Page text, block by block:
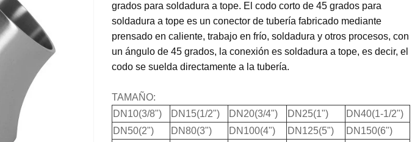
grados para soldadura a tope. El codo corto de 45 grados para
soldadura a tope es un conector de tubería fabricado mediante
prensado en caliente, trabajo en frío, soldadura y otros procesos, con
un ángulo de 45 grados, la conexión es soldadura a tope, es decir, el
codo se suelda directamente a la tubería.
TAMAÑO:
DN10(3/8")
DN15(1/2") DN20(3/4") DN25(1")
DN40(1-1/2")
DN50(2")
DN80(3") DN100(4") DN125(5")
DN150(6")